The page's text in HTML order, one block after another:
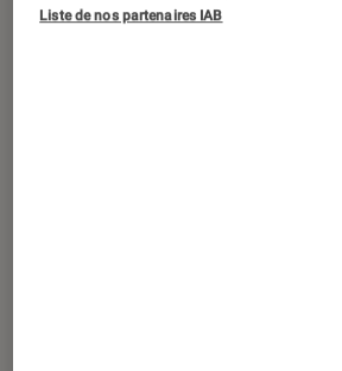
Liste de nos partenaires IAB